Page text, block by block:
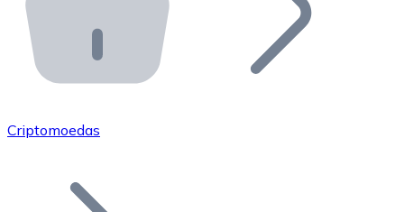
API Bitnovo
Integre nossa API no seu ecossistema.
Junte-se à nossa rede de revendedores e comercialize
Adicione o token do seu projeto ao nosso serviço de
Criptomoedas